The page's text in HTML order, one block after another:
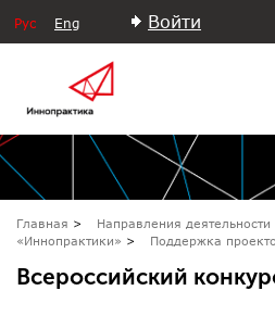
Рус Eng Войти
Главная
Направления
«Иннопрактики»
Поддержка
Всероссийский